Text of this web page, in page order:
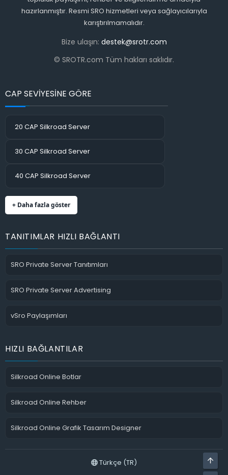
hazırlanmıştır. Resmi SRO hizmetleri veya sağlayıcılarıyla
karıştırılmamalıdır.
Bize ulaşın: destek@srotr.com
© SROTR.com Tüm hakları saklıdır.
CAP SEVİYESİNE GÖRE
20 CAP Silkroad Server
30 CAP Silkroad Server
40 CAP Silkroad Server
+ Daha fazla göster
TANITIMLAR HIZLI BAĞLANTI
SRO Private Server Tanıtımları
SRO Private Server Advertising
vSro Paylaşımları
HIZLI BAĞLANTILAR
Silkroad Online Botlar
Silkroad Online Rehber
Silkroad Online Grafik Tasarım Designer
Türkçe (TR)